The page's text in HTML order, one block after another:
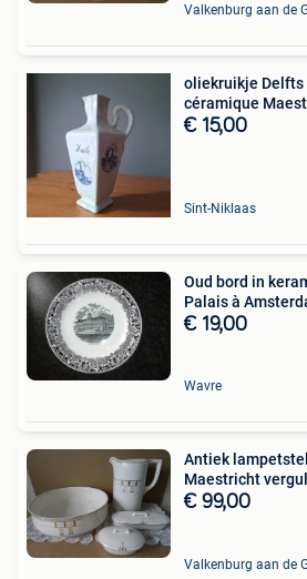
Valkenburg aan de
oliekruikje Delfts
céramique
€ 15,00
Sint-Niklaas
Oud bord in
Palais à
€ 19,00
Wavre
Antiek
Maestricht
€ 99,00
Valkenburg aan de